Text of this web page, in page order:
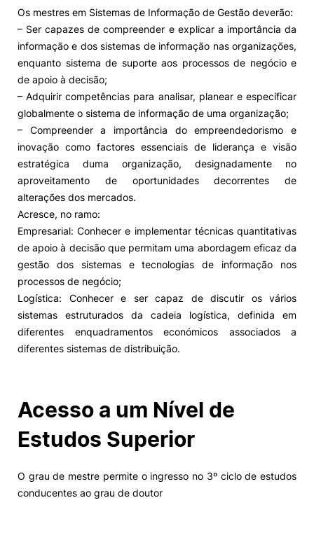
Os mestres em Sistemas de Informação de Gestão deverão:
– Ser capazes de compreender e explicar a importância da
informação e dos sistemas de informação nas organizações,
enquanto sistema de suporte aos processos de negócio e
de apoio à decisão;
– Adquirir competências para analisar, planear e especificar
globalmente o sistema de informação de uma organização;
– Compreender a importância do empreendedorismo e
inovação como factores essenciais de liderança e visão
estratégica duma organização, designadamente no
aproveitamento de oportunidades decorrentes de
alterações dos mercados.
Acresce, no ramo:
Empresarial: Conhecer e implementar técnicas quantitativas
de apoio à decisão que permitam uma abordagem eficaz da
gestão dos sistemas e tecnologias de informação nos
processos de negócio;
Logística: Conhecer e ser capaz de discutir os vários
sistemas estruturados da cadeia logística, definida em
diferentes enquadramentos económicos associados a
diferentes sistemas de distribuição.
Acesso a um Nível de
Estudos Superior
O grau de mestre permite o ingresso no 3º ciclo de estudos
conducentes ao grau de doutor